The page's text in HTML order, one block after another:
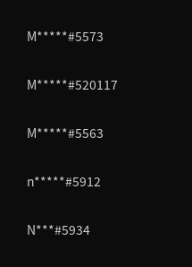
M*****#5573
M*****#520117
M*****#5563
n*****#5912
N***#5934